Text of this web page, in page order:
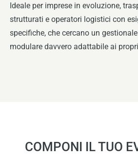
Ideale per imprese in evoluzione,
strutturati e operatori logistici con
specifiche, che cercano un
modulare davvero adattabile ai
COMPONI IL TUO